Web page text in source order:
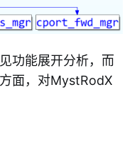
功能展开分析，而
面，对MystRodX